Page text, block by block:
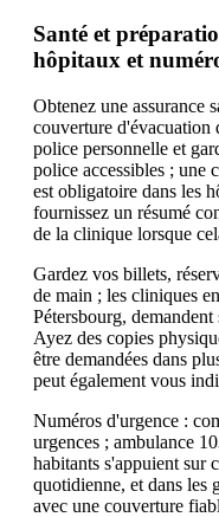
Santé et
hôpitaux et
Obtenez une assurance
couverture d'évacuation
police personnelle et
police accessibles ; une
est obligatoire dans les
fournissez un résumé
de la clinique lorsque
Gardez vos billets,
de main ; les cliniques
Pétersbourg,
Ayez des copies
être demandées dans
peut également vous
Numéros d'urgence :
urgences ; ambulance
habitants s'appuient sur
quotidienne, et dans les
avec une couverture